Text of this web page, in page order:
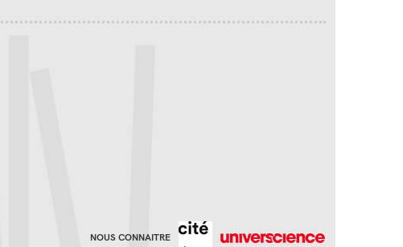
NOUS CONNAITRE